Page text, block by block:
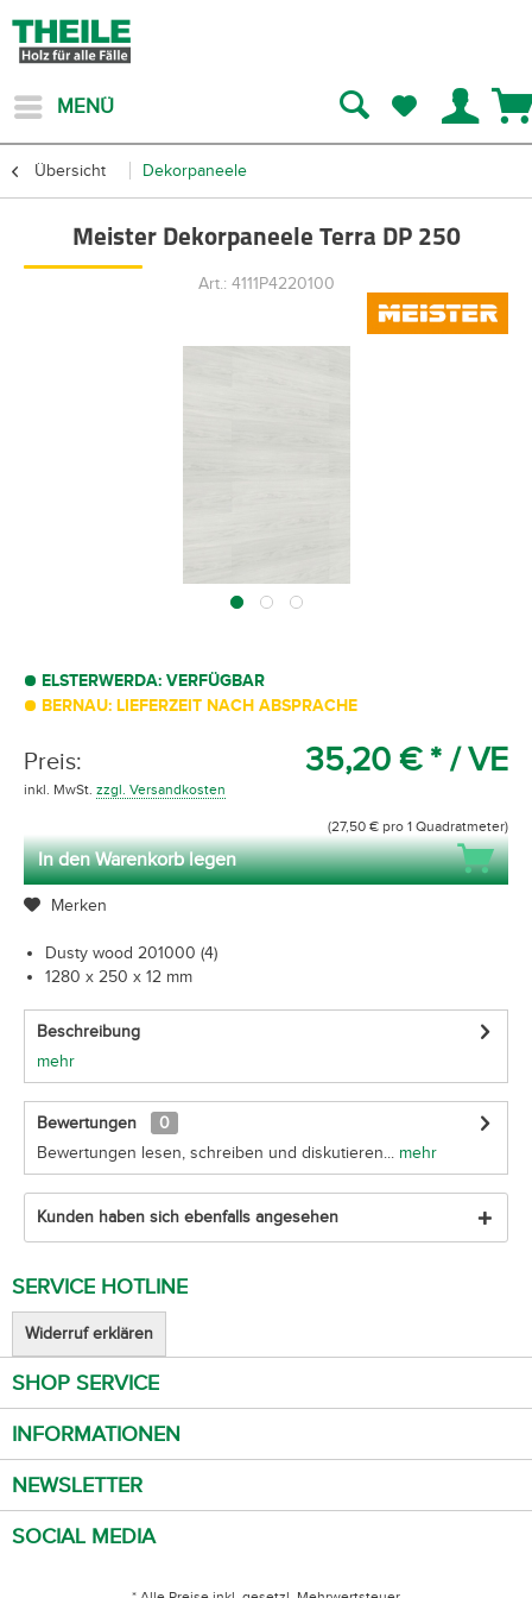
MENÜ
Übersicht Dekorpaneele
Meister Dekorpaneele Terra DP 250
Art.: 4111P4220100
ELSTERWERDA: VERFÜGBAR
BERNAU: LIEFERZEIT NACH ABSPRACHE
Preis: 35,20 € * / VE
inkl. MwSt. zzgl. Versandkosten
(27,50 € pro 1 Quadratmeter)
In den Warenkorb legen
Merken
Dusty wood 201000 (4)
1280 x 250 x 12 mm
Beschreibung
mehr
Bewertungen
0
Bewertungen lesen, schreiben und diskutieren... mehr
Kunden haben sich ebenfalls angesehen
SERVICE HOTLINE
Widerruf erklären
SHOP SERVICE
INFORMATIONEN
NEWSLETTER
SOCIAL MEDIA